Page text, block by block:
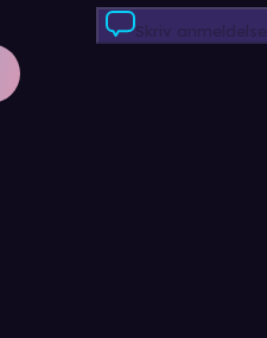
Skriv anmeldelse